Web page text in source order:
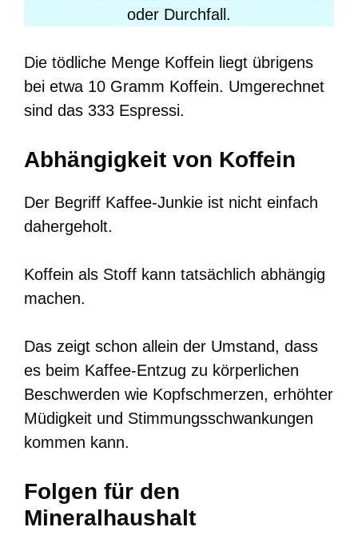
oder Durchfall.
Die tödliche Menge Koffein liegt übrigens
bei etwa 10 Gramm Koffein. Umgerechnet
sind das 333 Espressi.
Abhängigkeit von Koffein
Der Begriff Kaffee-Junkie ist nicht einfach
dahergeholt.
Koffein als Stoff kann tatsächlich abhängig
machen.
Das zeigt schon allein der Umstand, dass
es beim Kaffee-Entzug zu körperlichen
Beschwerden wie Kopfschmerzen, erhöhter
Müdigkeit und Stimmungsschwankungen
kommen kann.
Folgen für den
Mineralhaushalt